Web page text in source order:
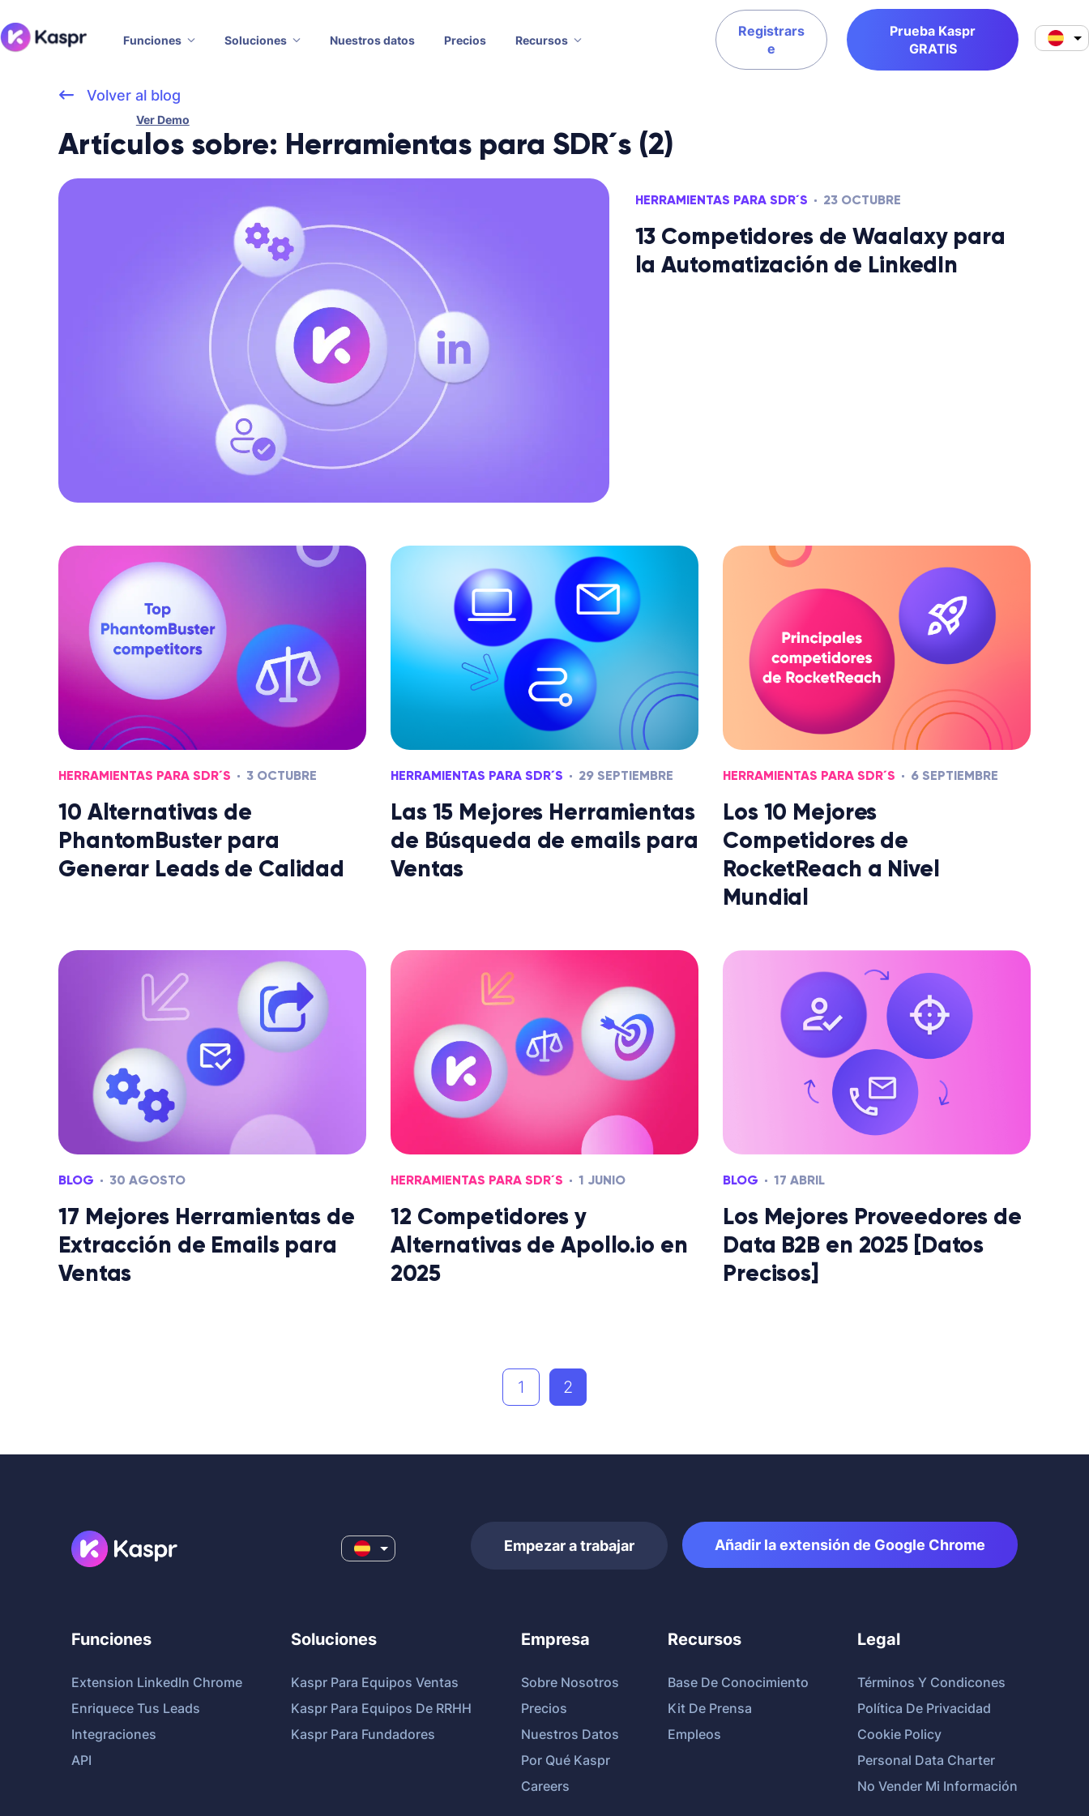
Funciones Soluciones Nuestros datos Precios Recursos
Ver Demo
Registrars
e
Prueba Kaspr
GRATIS
Volver al blog
Artículos sobre: Herramientas para SDR´s (2)
HERRAMIENTAS PARA SDR´S 23 OCTUBRE
13 Competidores de Waalaxy para
la Automatización de LinkedIn
HERRAMIENTAS PARA SDR´S 3 OCTUBRE
10 Alternativas de
PhantomBuster para
Generar Leads de Calidad
HERRAMIENTAS PARA SDR´S 29 SEPTIEMBRE
Las 15 Mejores Herramientas
de Búsqueda de emails para
Ventas
HERRAMIENTAS PARA SDR´S 6 SEPTIEMBRE
Los 10 Mejores
Competidores de
RocketReach a Nivel
Mundial
BLOG 30 AGOSTO
17 Mejores Herramientas de
Extracción de Emails para
Ventas
HERRAMIENTAS PARA SDR´S 1 JUNIO
12 Competidores y
Alternativas de Apollo.io en
2025
BLOG 17 ABRIL
Los Mejores Proveedores de
Data B2B en 2025 [Datos
Precisos]
1 2
Empezar a trabajar Añadir la extensión de Google Chrome
Funciones
Extension LinkedIn Chrome
Enriquece Tus Leads
Integraciones
API
Soluciones
Kaspr Para Equipos Ventas
Kaspr Para Equipos De RRHH
Kaspr Para Fundadores
Empresa
Sobre Nosotros
Precios
Nuestros Datos
Por Qué Kaspr
Careers
Recursos
Base De Conocimiento
Kit De Prensa
Empleos
Legal
Términos Y Condicones
Política De Privacidad
Cookie Policy
Personal Data Charter
No Vender Mi Información